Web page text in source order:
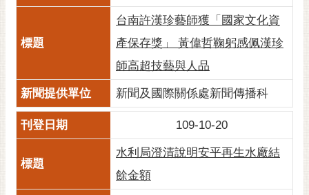
台南許漢珍藝師獲「國家文化資
產保存獎」 黃偉哲鞠躬感佩漢珍
師高超技藝與人品
新聞及國際關係處新聞傳播科
109-10-20
水利局澄清說明安平再生水廠結
餘金額